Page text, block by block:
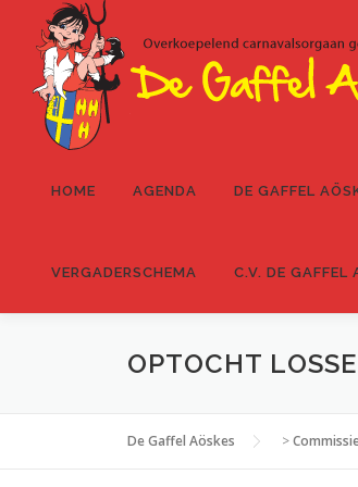
inhoud
HOME AGENDA DE GAFFEL
VERGADERSCHEMA C.V. DE GAFFEL
OPTOCHT
De Gaffel Aöskes >